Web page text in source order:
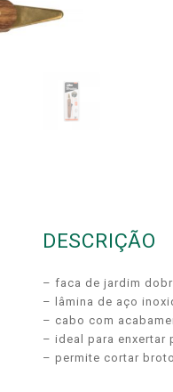
DESCRIÇÃO
– faca de jardim
– lâmina de aço
– cabo com
– ideal para enxertar
– permite cortar